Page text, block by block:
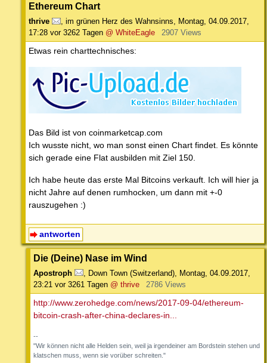
Ethereum Chart
thrive , im grünen Herz des Wahnsinns, Montag, 04.09.2017,
17:28 vor 3262 Tagen @ WhiteEagle 2907 Views
Etwas rein charttechnisches:
Das Bild ist von coinmarketcap.com
Ich wusste nicht, wo man sonst einen Chart findet. Es könnte
sich gerade eine Flat ausbilden mit Ziel 150.
Ich habe heute das erste Mal Bitcoins verkauft. Ich will hier ja
nicht Jahre auf denen rumhocken, um dann mit +-0
rauszugehen :)
antworten
Die (Deine) Nase im Wind
Apostroph Down Town (Switzerland)
Montag, 04.09.2017,
23:21 vor 3261 Tagen @ thrive 2786 Views
http://www.zerohedge.com/news/2017-09-04/ethereum-
bitcoin-crash-after-china-declares-in...
--
"Wir können nicht alle Helden sein, weil ja irgendeiner am Bordstein stehen und
klatschen muss, wenn sie vorüber schreiten."